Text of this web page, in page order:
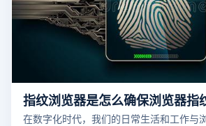
指纹浏览器是怎么确保浏览器指
在数字化时代，我们的日常生活和工作与